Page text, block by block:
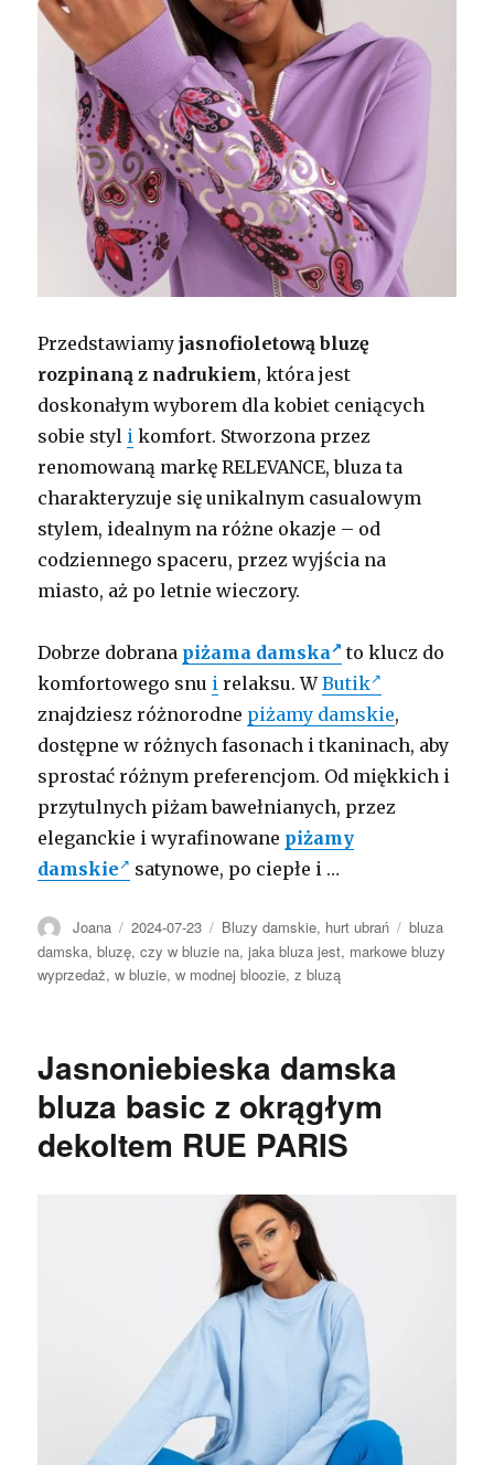
Przedstawiamyjasnofioletową bluzę
rozpinaną z nadrukiem, która jest
doskonałym wyborem dla kobiet ceniących
sobie styl i komfort. Stworzona przez
renomowaną markę RELEVANCE, bluza ta
charakteryzuje się unikalnym casualowym
stylem, idealnym na różne okazje – od
codziennego spaceru, przez wyjścia na
miasto, aż po letnie wieczory.
Dobrze dobrana piżama damska
to klucz do
komfortowego snu i relaksu. WButik
znajdziesz różnorodne piżamy damskie,
dostępne w różnych fasonach i tkaninach, aby
sprostać różnym preferencjom. Od miękkich i
przytulnych piżam bawełnianych, przez
eleganckie i wyrafinowane piżamy
damskie
satynowe, po ciepłe i …
Autor
Joana Opublikowano
2024-07-23 Kategorie
Bluzy damskie, hurt ubrań Tagi
bluza
damska,bluzę,czy w bluzie na,jaka bluza jest, markowe bluzy
wyprzedaż,w bluzie,w modnej bloozie,z bluzą
Jasnoniebieska damska
bluza basic z okrągłym
dekoltem RUE PARIS